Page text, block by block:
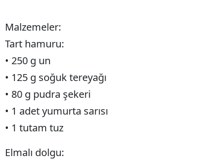
Malzemeler:
Tart hamuru:
• 250 g un
• 125 g soğuk tereyağı
• 80 g pudra şekeri
• 1 adet yumurta sarısı
• 1 tutam tuz
Elmalı dolgu: